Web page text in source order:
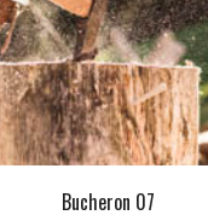
Bucheron 07